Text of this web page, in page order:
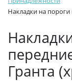
Накладки на пороги
Гранта